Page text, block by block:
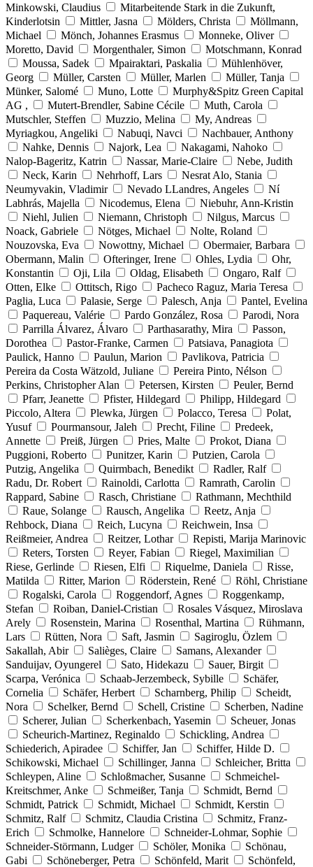
Minkowski, Claudius
Mitarbeitende Stark in die Zukunft,
Kinderlotsin
Mittler, Jasna Mölders, Christa
Möllmann,
Michael
Mönch, Johannes Erasmus
Monneke, Oliver
Moretto, David
Morgenthaler, Simon
Motschmann, Konrad
Moussa, Sadek
Mpairaktari, Paskalia
Mühlenhöver,
Georg
Müller, Carsten Müller, Marlen
Müller, Tanja
Münker, Salomé
Muno, Lotte
Murphy&Spitz Green Capital
AG ,
Mutert-Brendler, Sabine Cécile
Muth, Carola
Mutschler, Steffen
Muzzio, Melina
My, Andreas
Myriagkou, Angeliki
Nabuqi, Navci
Nachbauer, Anthony
Nahke, Dennis
Najork, Lea
Nakagami, Nahoko
Nalop-Bageritz, Katrin
Nassar, Marie-Claire
Nebe, Judith
Neck, Karin
Nehrhoff, Lars
Nesrat Alo, Stania
Neumyvakin, Vladimir
Nevado LLandres, Angeles
Ní
Labhrás, Majella
Nicodemus, Elena
Niebuhr, Ann-Kristin
Niehl, Julien
Niemann, Christoph
Nilgus, Marcus
Noack, Gabriele
Nötges, Michael
Nolte, Roland
Nouzovska, Eva
Nowottny, Michael
Obermaier, Barbara
Obermann, Malin
Ofteringer, Irene Ohles, Lydia
Ohr,
Konstantin
Oji, Lila Oldag, Elisabeth
Ongaro, Ralf
Otten, Elke
Ottitsch, Rigo
Pacheco Raguz, Maria Teresa
Paglia, Luca
Palasie, Serge Palesch, Anja
Pantel, Evelina
Paquereau, Valérie
Pardo González, Rosa
Parodi, Nora
Parrilla Álvarez, Álvaro
Parthasarathy, Mira
Passon,
Dorothea
Pastor-Franke, Carmen
Patsiava, Panagiota
Paulick, Hanno
Paulun, Marion
Pavlikova, Patricia
Pereira da Costa Wätzold, Juliane
Pereira Pinto, Nélson
Perkins, Christopher Alan
Petersen, Kirsten
Peuler, Bernd
Pfarr, Jeanette
Pfister, Hildegard
Philipp, Hildegard
Piccolo, Altera
Plewka, Jürgen Polacco, Teresa
Polat,
Yusuf
Pourmansour, Jaleh Precht, Filine
Predeek,
Annette
Preiß, Jürgen Pries, Malte
Prokot, Diana
Puggioni, Roberto
Punitzer, Karin
Putzien, Carola
Putzig, Angelika
Quirmbach, Benedikt
Radler, Ralf
Radu, Dr. Robert
Rainoldi, Carlotta
Ramrath, Carolin
Rappard, Sabine
Rasch, Christiane
Rathmann, Mechthild
Raue, Solange
Rausch, Angelika
Reetz, Anja
Rehbock, Diana
Reich, Lucyna
Reichwein, Insa
Reißmeier, Andrea
Reitzer, Lothar
Repisti, Marija Marinovic
Reters, Torsten
Reyer, Fabian
Riegel, Maximilian
Riese, Gerlinde
Riesen, Elfi Riquelme, Daniela
Risse,
Matilda
Ritter, Marion Röderstein, René
Röhl, Christiane
Rogalski, Carola
Roggendorf, Agnes
Roggenkamp,
Stefan
Roiban, Daniel-Cristian
Rosales Vásquez, Miroslava
Arely
Rosenstein, Marina Rosenthal, Martina
Rühmann,
Lars
Rütten, Nora Saft, Jasmin
Sagiroglu, Özlem
Sakallah, Abir
Salièges, Claire
Samans, Alexander
Sanduijav, Oyungerel
Sato, Hidekazu
Sauer, Birgit
Scarpa, Verónica
Schaab-Jerzembeck, Sybille
Schäfer,
Cornelia
Schäfer, Herbert Scharnberg, Philip
Scheidt,
Nora
Schelker, Bernd Schell, Cristine
Scherben, Nadine
Scherer, Julian
Scherkenbach, Yasemin
Scheuer, Jonas
Scheurich-Martinez, Reginaldo
Schickling, Andrea
Schiederich, Apiradee
Schiffer, Jan
Schiffer, Hilde D.
Schikowski, Michael
Schillinger, Janna
Schleicher, Britta
Schleypen, Aline
Schloßmacher, Susanne
Schmeichel-
Kreitschmer, Anke
Schmeißer, Tanja
Schmidt, Bernd
Schmidt, Patrick
Schmidt, Michael
Schmidt, Kerstin
Schmitz, Ralf
Schmitz, Claudia Cristina
Schmitz, Franz-
Erich
Schmolke, Hannelore
Schneider-Lohmar, Sophie
Schneider-Störmann, Ludger
Schöler, Monika
Schönau,
Gabi
Schöneberger, Petra Schönfeld, Marit
Schönfeld,